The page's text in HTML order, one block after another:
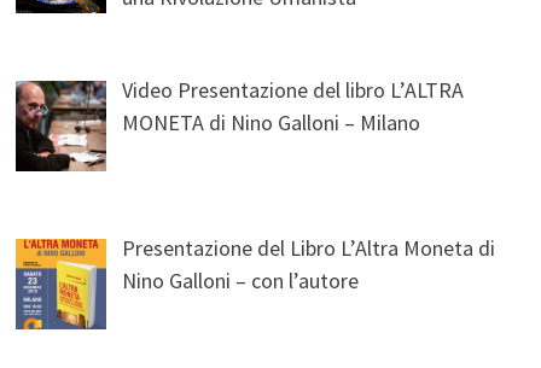
Video Presentazione del libro L’ALTRA
MONETA di Nino Galloni – Milano
Presentazione del Libro L’Altra Moneta di
Nino Galloni – con l’autore